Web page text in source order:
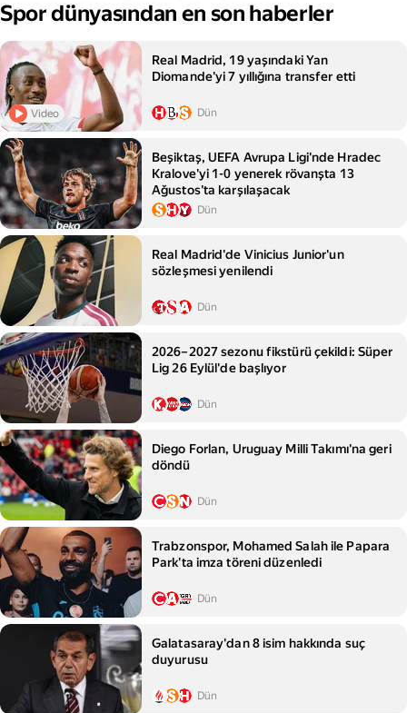
Spor dünyasından en son haberler
Video
Real Madrid, 19 yaşındaki Yan
Diomande'yi 7 yıllığına transfer etti
Dün
Beşiktaş, UEFA Avrupa Ligi'nde Hradec
Kralove'yi 1-0 yenerek rövanşta 13
Ağustos'ta karşılaşacak
Dün
Real Madrid'de Vinicius Junior'un
sözleşmesi yenilendi
Dün
2026–2027 sezonu fikstürü çekildi: Süper
Lig 26 Eylül'de başlıyor
Dün
Diego Forlan, Uruguay Milli Takımı'na geri
döndü
Dün
Trabzonspor, Mohamed Salah ile Papara
Park'ta imza töreni düzenledi
Dün
Galatasaray'dan 8 isim hakkında suç
duyurusu
Dün